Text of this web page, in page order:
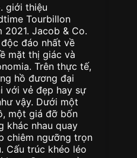
giới thiệu
Tourbillon
2021. Jacob & Co.
đáo nhất về
mặt thị giác và
Trên thực tế,
hồ đương đại
với vẻ đẹp hay sự
vậy. Dưới một
một giá đỡ bốn
khác nhau quay
chiêm ngưỡng trọn
Cấu trúc khéo léo